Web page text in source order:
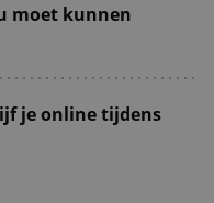
moet kunnen
je online tijdens